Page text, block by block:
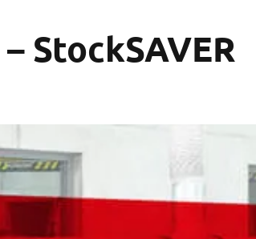
StockSAVER